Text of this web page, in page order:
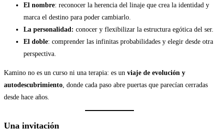
El nombre: reconocer la herencia del linaje que crea la identidad y
marca el destino para poder cambiarlo.
La personalidad: conocer y flexibilizar la estructura egótica del ser.
El doble: comprender las infinitas probabilidades y elegir desde otra
perspectiva.
Kamino no es un curso ni una terapia: es un viaje de evolución y
autodescubrimiento, donde cada paso abre puertas que parecían cerradas
desde hace años.
Una invitación